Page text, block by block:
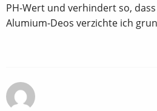
PH-Wert und verhindert so,
Alumium-Deos verzichte ich